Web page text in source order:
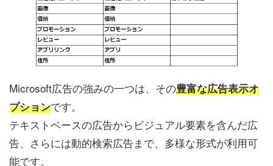
Microsoft広告の強みの一つは、その豊富な広告表示オ
プションです。
テキストベースの広告からビジュアル要素を含んだ広
告、さらには動的検索広告まで、多様な形式が利用可
能です。